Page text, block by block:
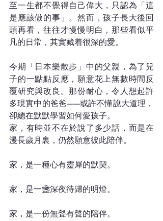
至一生都不覺得自己偉大，只認為「這
是應該做的事」。然而，孩子長大後回
頭再看，往往才慢慢明白，那些看似平
凡的日常，其實藏着很深的愛。
今期「日本樂散步」中的父親，為了兒
子的一點點反應，願意花上無數時間反
覆研究與改良。那份耐心，令人想起許
多現實中的爸爸——或許不懂說大道理，
卻總在默默學習如何愛孩子。
家，有時並不在於說了多少話，而是在
漫長歲月裏，仍然願意彼此陪伴。
家，是一種心有靈犀的默契。
家，是一盞深夜待歸的明燈。
家，是一份無聲有聲的陪伴。